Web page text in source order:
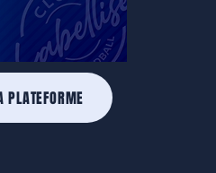
PLATEFORME